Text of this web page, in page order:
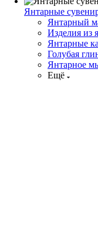
Янтарные
Янтарный
Изделия из
Янтарные
Голубая
Янтарное
Ещё